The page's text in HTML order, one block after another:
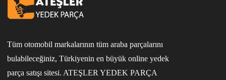
Tüm otomobil markalarının tüm araba parçalarını
bulabileceğiniz, Türkiyenin en büyük online yedek
parça satışı sitesi. ATEŞLER YEDEK PARÇA